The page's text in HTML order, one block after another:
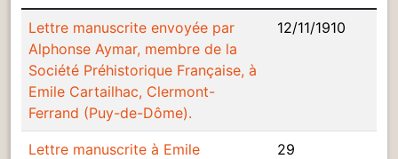
Lettre manuscrite envoyée par
Alphonse Aymar, membre de la
Société Préhistorique Française, à
Emile Cartailhac, Clermont-
Ferrand (Puy-de-Dôme).
12/11/1910
Lettre manuscrite à Emile
29